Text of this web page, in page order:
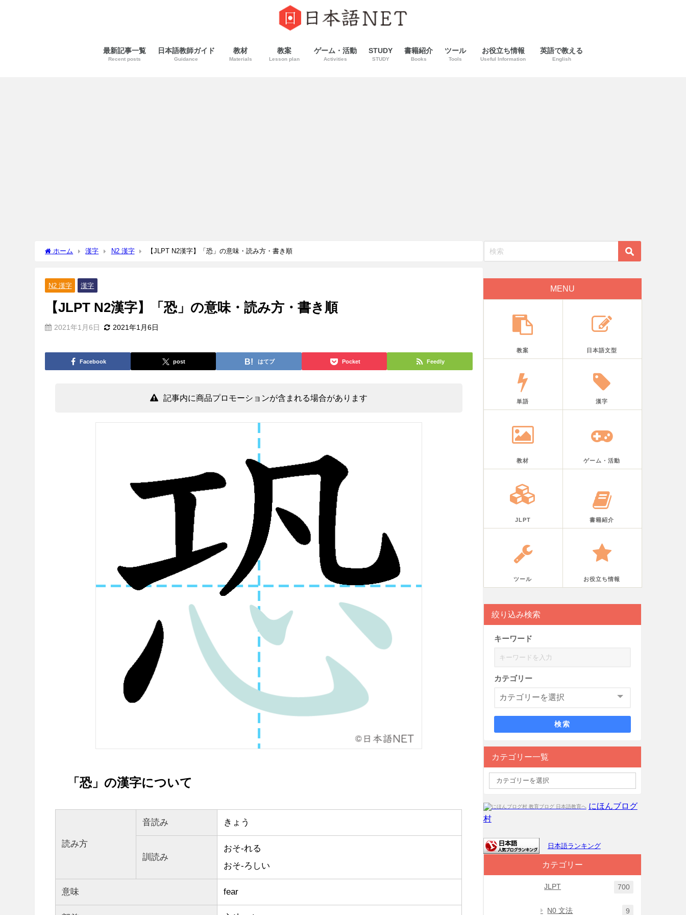
最新記事一覧
Recent posts
日本語教師ガイド
Guidance
教材
Materials
教案
Lesson plan
ゲーム・活動
Activities
STUDY
STUDY
書籍紹介
Books
ツール
Tools
お役立ち情報
Useful Information
英語で教える
English
ホーム 漢字 N2 漢字 【JLPT N2漢字】「恐」の意味・読み方・書き順
N2 漢字 漢字
【JLPT N2漢字】「恐」の意味・読み方・書き順
2021年1月6日 2021年1月6日
Facebook post はてブ Pocket Feedly
記事内に商品プロモーションが含まれる場合があります
「恐」の漢字について
読み方
音読み きょう
訓読み
おそ-れる
おそ-ろしい
意味 fear
MENU
教案 日本語文型
単語 漢字
教材 ゲーム・活動
JLPT 書籍紹介
ツール お役立ち情報
絞り込み検索
キーワード
カテゴリー
検索
カテゴリー一覧
にほんブログ
村
日本語ランキング
カテゴリー
JLPT 700
N0 文法 9